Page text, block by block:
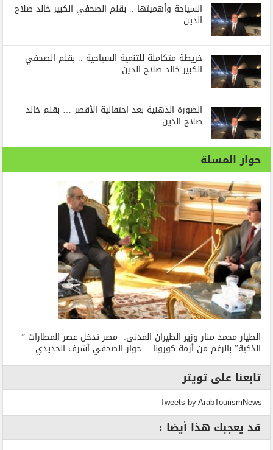
السياحة وأهميتها .. بقلم الصحفي الكبير خالد صلاح
الدين
خريطة متكاملة للتنمية السياحية .. بقلم الصحفي
الكبير خالد صلاح الدين
الصورة الذهنية بعد احتفالية الأقصر … بقلم خالد
صلاح الدين
حوار المسلة
الطيار محمد منار وزير الطيران المدنى: مصر تدخل عصر المطارات ”
الذكية” بالرغم من أزمة كورونا… حوار الصحفي أشرف الحديدي
تابعنا على تويتر
Tweets by ArabTourismNews
قد يعجبك هذا أيضا :